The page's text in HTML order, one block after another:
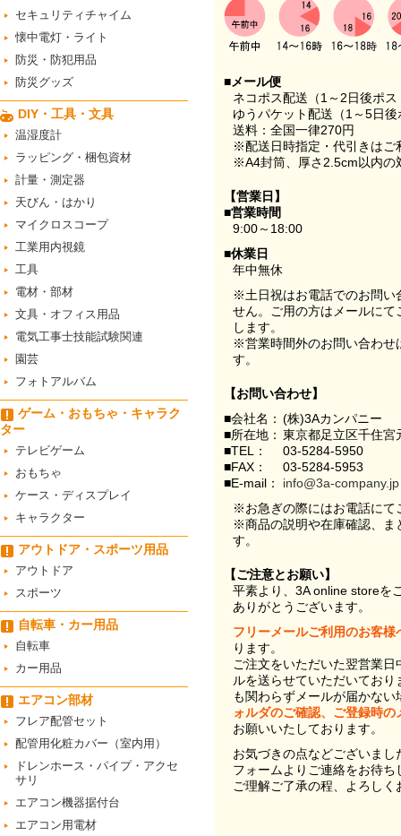
セキュリティチャイム
懐中電灯・ライト
防災・防犯用品
防災グッズ
DIY・工具・文具
温湿度計
ラッピング・梱包資材
計量・測定器
天びん・はかり
マイクロスコープ
工業用内視鏡
工具
電材・部材
文具・オフィス用品
電気工事士技能試験関連
園芸
フォトアルバム
ゲーム・おもちゃ・キャラク
ター
テレビゲーム
おもちゃ
ケース・ディスプレイ
キャラクター
アウトドア・スポーツ用品
アウトドア
スポーツ
自転車・カー用品
自転車
カー用品
エアコン部材
フレア配管セット
配管用化粧カバー（室内用）
ドレンホース・パイプ・アクセ
サリ
エアコン機器据付台
エアコン用電材
■メール便
ネコポス配送（1～2日後ポ
ゆうパケット配送（1～5日
送料：全国一律270円
※配送日時指定・代引きはご
※A4封筒、厚さ2.5cm以内の
【営業日】
■営業時間
9:00～18:00
■休業日
年中無休
※土日祝はお電話でのお問い
せん。ご用の方はメールに
します。
※営業時間外のお問い合わせ
す。
【お問い合わせ】
■会社名： (株)3Aカンパニー
■所在地： 東京都足立区千住
■TEL：
03-5284-5950
■FAX：
03-5284-5953
■E-mail：
info@3a-company.jp
※お急ぎの際にはお電話にて
※商品の説明や在庫確認、ま
す。
【ご注意とお願い】
平素より、3A online storeを
ありがとうございます。
フリーメールご利用のお客様
ります。
ご注文をいただいた翌営業
ルを送らせていただいてお
も関わらずメールが届かない
ォルダのご確認、ご登録時
お願いいたしております。
お気づきの点などございま
フォームよりご連絡をお待ち
ご理解ご了承の程、よろし